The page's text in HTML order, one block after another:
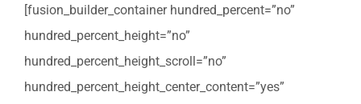
[fusion_builder_container hundred_percent=”no”
hundred_percent_height=”no”
hundred_percent_height_scroll=”no”
hundred_percent_height_center_content=”yes”